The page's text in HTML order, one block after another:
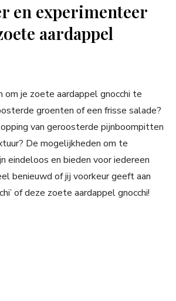
en experimenteer
aardappel
om je zoete aardappel gnocchi te
groenten of een frisse salade?
van geroosterde pijnboompitten
De mogelijkheden om te
eindeloos en bieden voor iedereen
benieuwd of jij voorkeur geeft aan
of deze zoete aardappel gnocchi!